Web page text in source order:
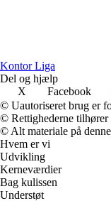
KontorLiga
Del og hjælp
X
Facebook
© Uautoriseret brug er
© Rettighederne tilhører
© Alt materiale på
Hvem er vi
Udvikling
Kerneværdier
Bag kulissen
Understøt